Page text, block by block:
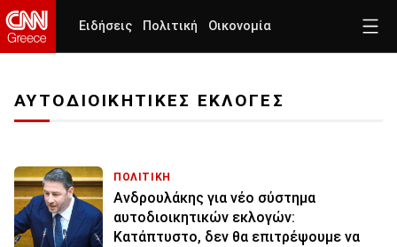
Ειδήσεις Πολιτική Οικονομία
ΑΥΤΟΔΙΟΙΚΗΤΙΚΕΣ ΕΚΛΟΓΕΣ
ΠΟΛΙΤΙΚΗ
Ανδρουλάκης για νέο σύστημα
αυτοδιοικητικών εκλογών:
Κατάπτυστο, δεν θα επιτρέψουμε να